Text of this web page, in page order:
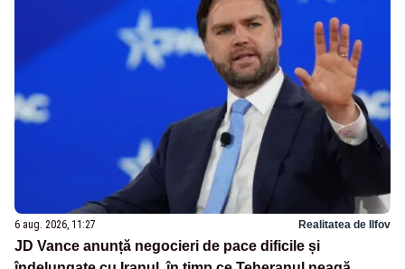
6 aug. 2026, 11:27 Realitatea de Ilfov
JD Vance anunță negocieri de pace dificile și